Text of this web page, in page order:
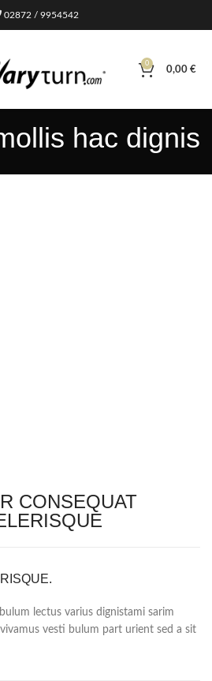
02872 / 9954542
0
0,00 €
hac dignis
CONSEQUAT
lectus varius dignistami sarim
vesti bulum part urient sed a sit